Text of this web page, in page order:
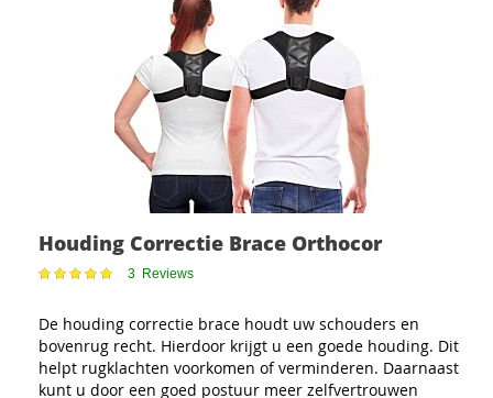
Houding Correctie Brace Orthocor
Waardering:3 Reviews
De houding correctie brace houdt uw schouders en
bovenrug recht. Hierdoor krijgt u een goede houding. Dit
helpt rugklachten voorkomen of verminderen. Daarnaast
kunt u door een goed postuur meer zelfvertrouwen